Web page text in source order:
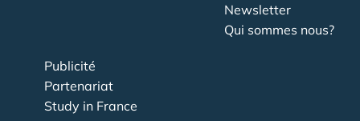
Newsletter
Qui sommes nous?
Publicité
Partenariat
Study in France